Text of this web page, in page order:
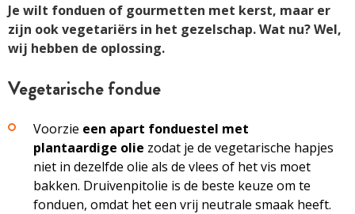
Je wilt fonduen of gourmetten met kerst, maar er
zijn ook vegetariërs in het gezelschap. Wat nu? Wel,
wij hebben de oplossing.
Vegetarische fondue
Voorzie een apart fonduestel met
plantaardige olie zodat je de vegetarische hapjes
niet in dezelfde olie als de vlees of het vis moet
bakken. Druivenpitolie is de beste keuze om te
fonduen, omdat het een vrij neutrale smaak heeft.